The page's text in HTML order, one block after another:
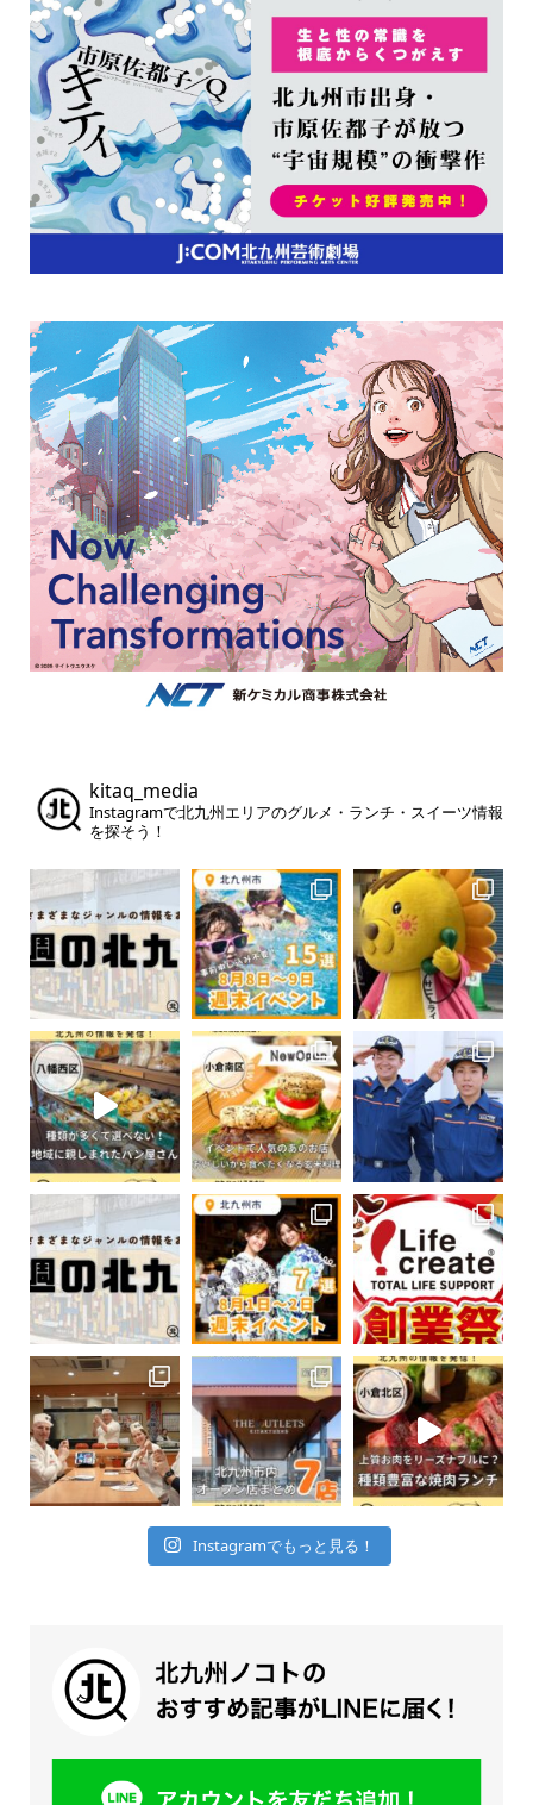
kitaq_media
Instagramで北九州エリアのグルメ・ランチ・スイーツ情報
を探そう！
Instagramでもっと見る！